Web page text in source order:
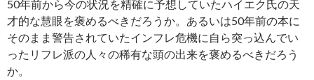
50年前から今の状況を精確に予想していたハイエク氏の天
才的な慧眼を褒めるべきだろうか。あるいは50年前の本に
そのまま警告されていたインフレ危機に自ら突っ込んでい
ったリフレ派の人々の稀有な頭の出来を褒めるべきだろう
か。